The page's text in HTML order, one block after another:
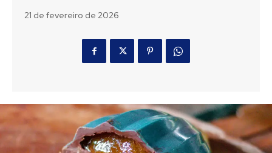
21 de fevereiro de 2026